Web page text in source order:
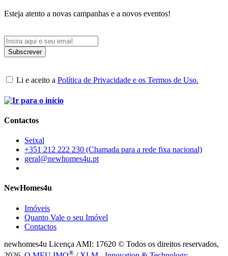
Esteja atento a novas campanhas e a novos eventos!
Li e aceito a Política de Privacidade e os Termos de Uso.
Contactos
Seixal
+351 212 222 230 (Chamada para a rede fixa nacional)
geral@newhomes4u.pt
NewHomes4u
Imóveis
Quanto Vale o seu Imóvel
Contactos
newhomes4u Licença AMI: 17620 © Todos os direitos reservados,
®